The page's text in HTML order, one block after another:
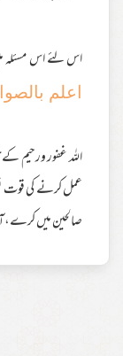
اس لئے اس مسئلہ
اعلم
اللہ غفور ورحیم
عمل کرنے کی قوت
صالحین میں